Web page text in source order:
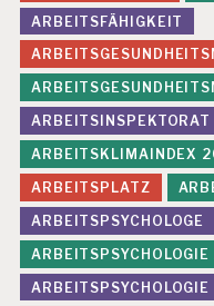
G
F
O
R
U
M
P
R
Ä
V
E
N
T
I
ARBEITSFÄHIGKEIT
ARBEITSINSPEKTORAT
ARBEITSKLIMAINDEX
ARBEITSPLATZ
ARBEITSPSYCHOLOGE
ARBEITSPSYCHOLOGIE
ARBEITSPSYCHOLOGIE